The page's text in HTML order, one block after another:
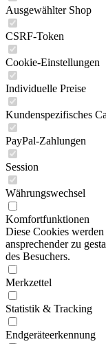
Ausgewählter Shop
CSRF-Token
Cookie-Einstellungen
Individuelle Preise
Kundenspezifisches
PayPal-Zahlungen
Session
Währungswechsel
Komfortfunktionen
Diese Cookies
ansprechender zu
des Besuchers.
Merkzettel
Statistik & Tracking
Endgeräteerkennung